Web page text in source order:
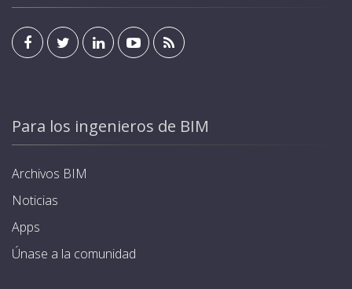
Para los ingenieros de BIM
Archivos BIM
Noticias
Apps
Únase a la comunidad